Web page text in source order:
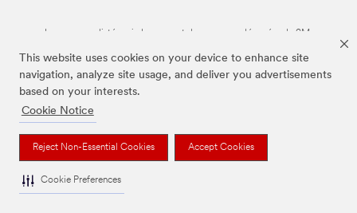
This website uses cookies on your device to enhance site
navigation, analyze site usage, and deliver you advertisements
based on your interests.
Cookie Notice
Reject Non-Essential Cookies Accept Cookies
Cookie Preferences
Les marques listées ci-dessus sont des marques déposées de 3M.